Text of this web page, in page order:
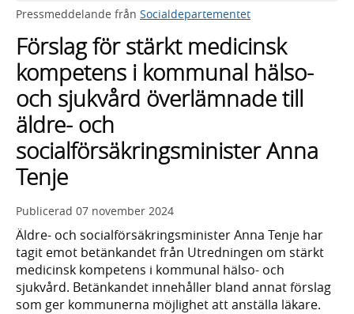
lista
med
sökförslag
Pressmeddelande från Socialdepartementet
Förslag för stärkt medicinsk
kompetens i kommunal hälso-
och sjukvård överlämnade till
äldre- och
socialförsäkringsminister Anna
Tenje
Publicerad 07 november 2024
Äldre- och socialförsäkringsminister Anna Tenje har
tagit emot betänkandet från Utredningen om stärkt
medicinsk kompetens i kommunal hälso- och
sjukvård. Betänkandet innehåller bland annat förslag
som ger kommunerna möjlighet att anställa läkare.